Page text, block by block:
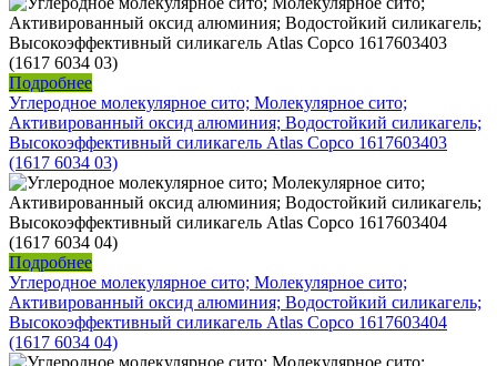
Подробнее
Углеродное молекулярное сито; Молекулярное сито;
Активированный оксид алюминия; Водостойкий силикагель;
Высокоэффективный силикагель Atlas Copco 1617603403
(1617 6034 03)
Подробнее
Углеродное молекулярное сито; Молекулярное сито;
Активированный оксид алюминия; Водостойкий силикагель;
Высокоэффективный силикагель Atlas Copco 1617603404
(1617 6034 04)